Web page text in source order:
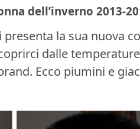
dell’inverno 2013-
la sua nuova
dalle
Ecco piumini e